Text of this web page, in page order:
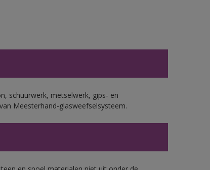
schuurwerk, metselwerk, gips- en
Meesterhand-glasweefselsysteem.